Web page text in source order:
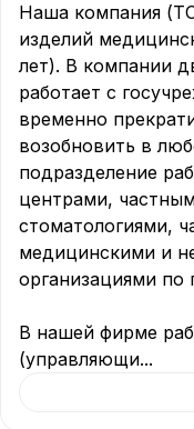
Наша компания
изделий
лет). В компании
работает с
временно
возобновить в
подразделение
центрами,
стоматологиями,
медицинскими и
организациями по
В нашей фирме
(управляющи...